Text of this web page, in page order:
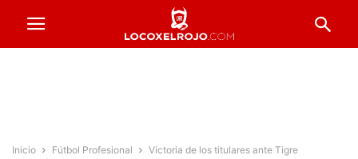
Inicio Fútbol Profesional Victoria de los titulares ante Tigre